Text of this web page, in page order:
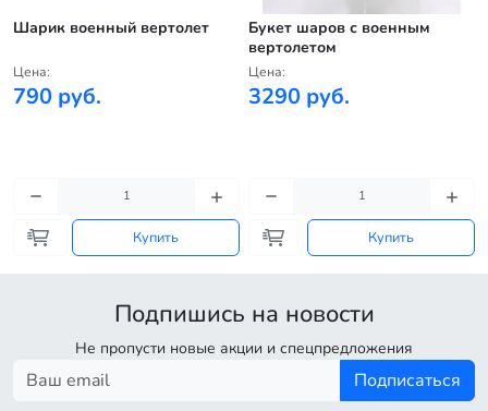
Шарик военный вертолет
Цена:
790 руб.
Купить
Букет шаров с военным
вертолетом
Цена:
3290 руб.
Купить
Подпишись на новости
Не пропусти новые акции и спецпредложения
Подписаться